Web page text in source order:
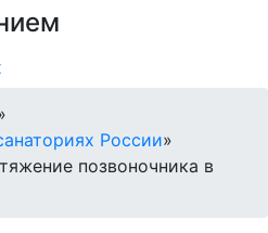
России»
позвоночника в